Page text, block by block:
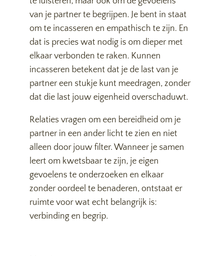
van je partner te begrijpen. Je bent in staat
om te incasseren en empathisch te zijn. En
dat is precies wat nodig is om dieper met
elkaar verbonden te raken. Kunnen
incasseren betekent dat je de last van je
partner een stukje kunt meedragen, zonder
dat die last jouw eigenheid overschaduwt.
Relaties vragen om een bereidheid om je
partner in een ander licht te zien en niet
alleen door jouw filter. Wanneer je samen
leert om kwetsbaar te zijn, je eigen
gevoelens te onderzoeken en elkaar
zonder oordeel te benaderen, ontstaat er
ruimte voor wat echt belangrijk is:
verbinding en begrip.